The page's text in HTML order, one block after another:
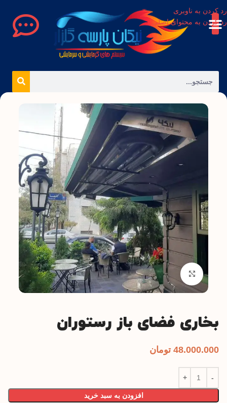
رد کردن به ناوبری
رد کردن به محتوای اصلی
بزرگنمایی تصویر
بخاری فضای باز رستوران
48.000.000 تومان
افزودن به سبد خرید